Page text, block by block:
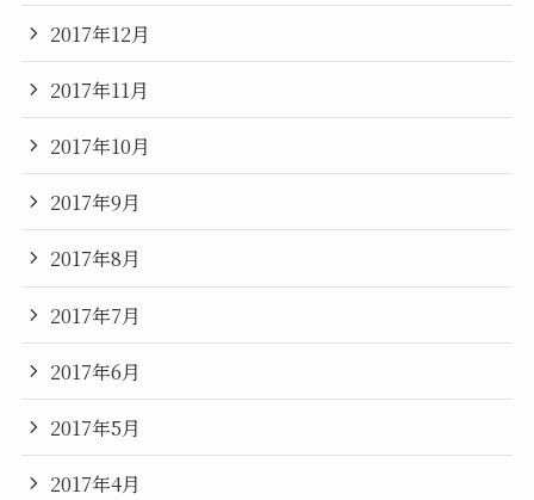
2017年12月
2017年11月
2017年10月
2017年9月
2017年8月
2017年7月
2017年6月
2017年5月
2017年4月